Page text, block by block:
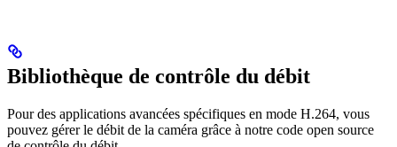
Bibliothèque de contrôle du débit
Pour des applications avancées spécifiques en mode H.264, vous
pouvez gérer le débit de la caméra grâce à notre code open source